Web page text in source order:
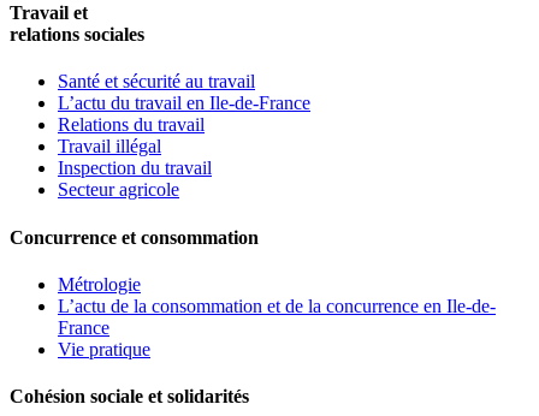
Travail et
relations sociales
Santé et sécurité au travail
L’actu du travail en Ile-de-France
Relations du travail
Travail illégal
Inspection du travail
Secteur agricole
Concurrence et consommation
Métrologie
L’actu de la consommation et de la concurrence en Ile-de-
France
Vie pratique
Cohésion sociale et solidarités